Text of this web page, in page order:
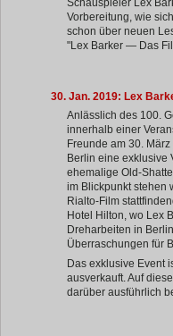
Schauspieler Lex
Vorbereitung, wie
schon über neuen
"Lex Barker — Das
30. Jan. 2019: Lex
Anlässlich des 100.
innerhalb einer
Freunde am 30.
Berlin eine exklusive
ehemalige Old-
im Blickpunkt stehen
Rialto-Film
Hotel Hilton, wo Lex
Dreharbeiten in
Überraschungen für
Das exklusive Event
ausverkauft. Auf
darüber ausführlich